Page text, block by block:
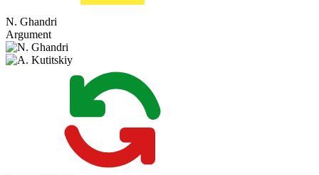
N. Ghandri
Argument